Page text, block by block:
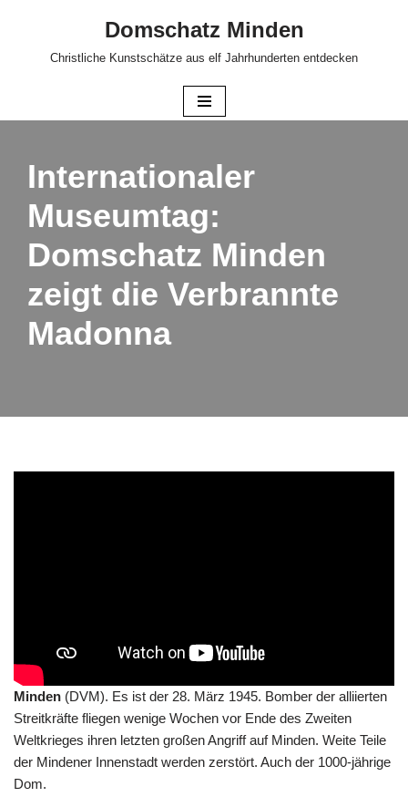
Domschatz Minden
Christliche Kunstschätze aus elf Jahrhunderten entdecken
Internationaler
Museumtag:
Domschatz Minden
zeigt die Verbrannte
Madonna
Minden (DVM). Es ist der 28. März 1945. Bomber der alliierten
Streitkräfte fliegen wenige Wochen vor Ende des Zweiten
Weltkrieges ihren letzten großen Angriff auf Minden. Weite Teile
der Mindener Innenstadt werden zerstört. Auch der 1000-jährige
Dom.